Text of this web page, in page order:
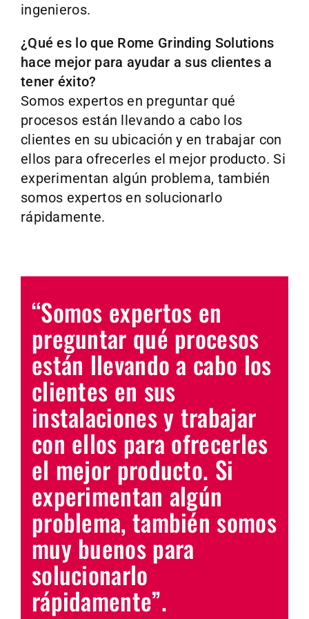
ingenieros.
¿Qué es lo que Rome Grinding Solutions
hace mejor para ayudar a sus clientes a
tener éxito?
Somos expertos en preguntar qué
procesos están llevando a cabo los
clientes en su ubicación y en trabajar con
ellos para ofrecerles el mejor producto. Si
experimentan algún problema, también
somos expertos en solucionarlo
rápidamente.
“Somos expertos en
preguntar qué procesos
están llevando a cabo los
clientes en sus
instalaciones y trabajar
con ellos para ofrecerles
el mejor producto. Si
experimentan algún
problema, también somos
muy buenos para
solucionarlo
rápidamente”.